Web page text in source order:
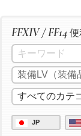
FFXIV / FF14 便
JP